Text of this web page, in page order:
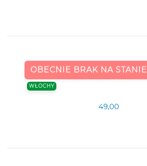
OBECNIE BRAK NA STANIE
WŁOCHY
49,00